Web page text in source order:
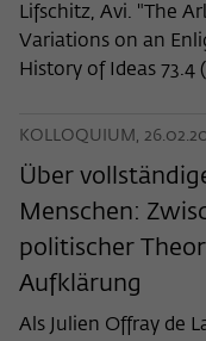
Lifschitz, Avi. "The
Variations on an
History of Ideas 73.4
KOLLOQUIUM,
Über
Menschen:
politischer
Aufklärung
Als Julien Offray de